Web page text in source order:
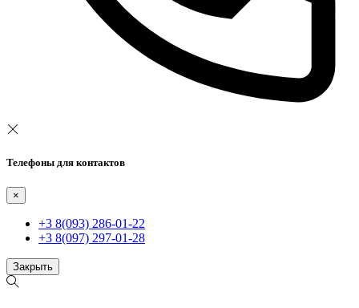
Телефоны для контактов
×
+3 8(093) 286-01-22
+3 8(097) 297-01-28
Закрыть